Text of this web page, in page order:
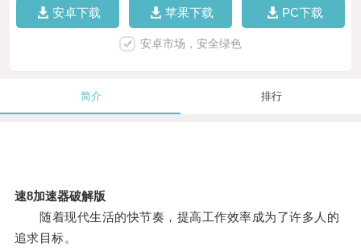
安卓下载 苹果下载 PC下载
安卓市场，安全绿色
简介 排行
速8加速器破解版
随着现代生活的快节奏，提高工作效率成为了许多人的
追求目标。